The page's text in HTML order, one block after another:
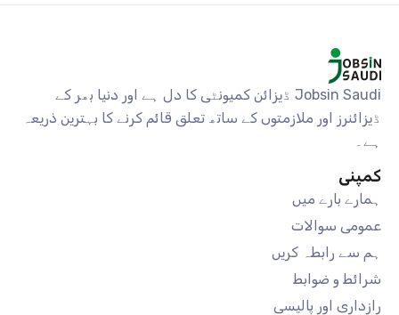
Jobsin Saudi ڈیزائن کمیونٹی کا دل ہے اور دنیا بھر کے
ڈیزائنرز اور ملازمتوں کے ساتھ تعلق قائم کرنے کا بہترین ذریعہ
ہے۔
کمپنی
ہمارے بارے میں
عمومی سوالات
ہم سے رابطہ کریں
شرائط و ضوابط
رازداری اور پالیسی